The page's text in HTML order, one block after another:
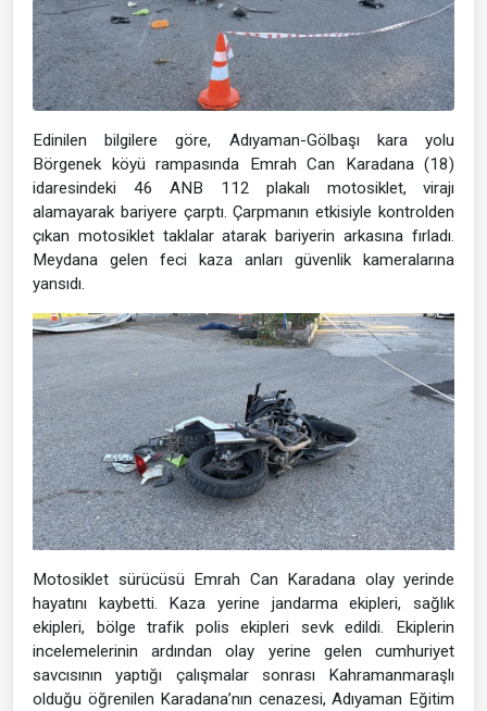
Edinilen bilgilere göre, Adıyaman-Gölbaşı kara yolu
Börgenek köyü rampasında Emrah Can Karadana (18)
idaresindeki 46 ANB 112 plakalı motosiklet, virajı
alamayarak bariyere çarptı. Çarpmanın etkisiyle kontrolden
çıkan motosiklet taklalar atarak bariyerin arkasına fırladı.
Meydana gelen feci kaza anları güvenlik kameralarına
yansıdı.
Motosiklet sürücüsü Emrah Can Karadana olay yerinde
hayatını kaybetti. Kaza yerine jandarma ekipleri, sağlık
ekipleri, bölge trafik polis ekipleri sevk edildi. Ekiplerin
incelemelerinin ardından olay yerine gelen cumhuriyet
savcısının yaptığı çalışmalar sonrası Kahramanmaraşlı
olduğu öğrenilen Karadana’nın cenazesi, Adıyaman Eğitim